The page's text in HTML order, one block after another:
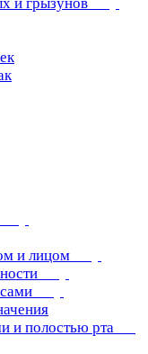
и лицом
и полостью рта